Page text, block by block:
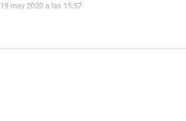
19 may 2020 a las 15:57